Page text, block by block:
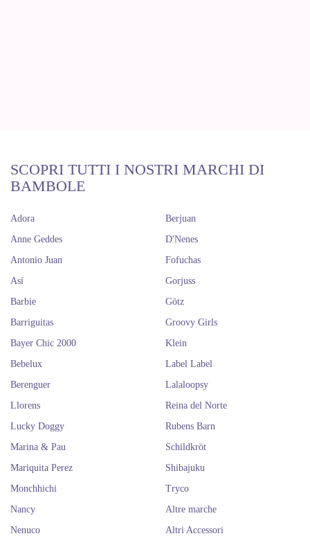
SCOPRI TUTTI I NOSTRI MARCHI DI
BAMBOLE
Adora
Anne Geddes
Antonio Juan
Así
Barbie
Barriguitas
Bayer Chic 2000
Bebelux
Berenguer
Berjuan
D'Nenes
Fofuchas
Gorjuss
Götz
Groovy Girls
Klein
Label Label
Lalaloopsy
Llorens
Lucky Doggy
Marina & Pau
Mariquita Perez
Monchhichi
Nancy
Nenuco
Reina del Norte
Rubens Barn
Schildkröt
Shibajuku
Tryco
Altre marche
Altri Accessori